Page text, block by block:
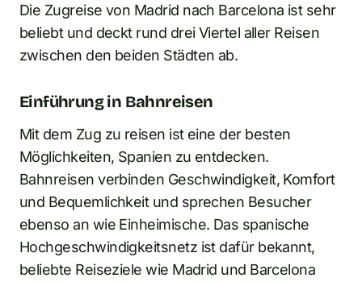
Die Zugreise von Madrid nach Barcelona ist sehr
beliebt und deckt rund drei Viertel aller Reisen
zwischen den beiden Städten ab.
Einführung in Bahnreisen
Mit dem Zug zu reisen ist eine der besten
Möglichkeiten, Spanien zu entdecken.
Bahnreisen verbinden Geschwindigkeit, Komfort
und Bequemlichkeit und sprechen Besucher
ebenso an wie Einheimische. Das spanische
Hochgeschwindigkeitsnetz ist dafür bekannt,
beliebte Reiseziele wie Madrid und Barcelona